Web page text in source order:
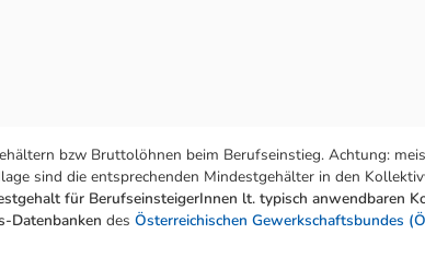
bzw Bruttolöhnen beim Berufseinstieg. Achtung:
sind die entsprechenden Mindestgehälter in den
für BerufseinsteigerInnen lt. typisch anwendbaren
Datenbanken des Österreichischen Gewerkschaftsbundes